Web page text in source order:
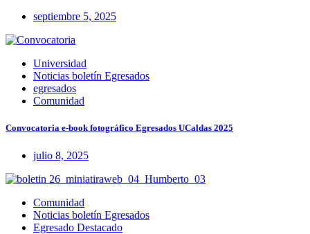
septiembre 5, 2025
Universidad
Noticias boletín Egresados
egresados
Comunidad
Convocatoria e-book fotográfico Egresados UCaldas 2025
julio 8, 2025
Comunidad
Noticias boletín Egresados
Egresado Destacado